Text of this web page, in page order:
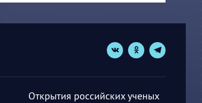
Открытия российских ученых